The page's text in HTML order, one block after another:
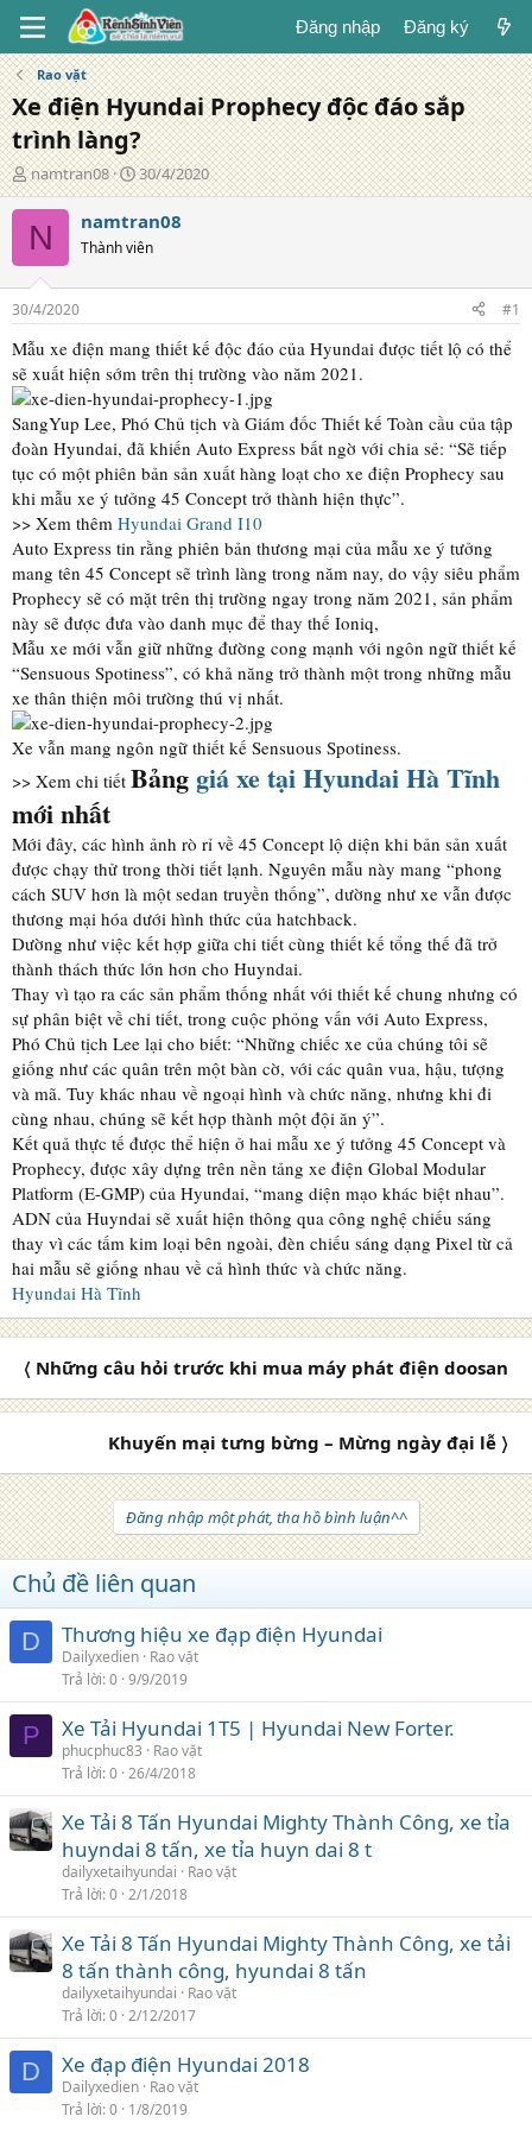
Đăng nhập Đăng ký
Rao vặt
Xe điện Hyundai Prophecy độc đáo sắp
trình làng?
T
á
c
g
ả
namtran08
N
g
à
y
đ
g
30/4/2020
N namtran08
Thành viên
30/4/2020 #1
Mẫu xe điện mang thiết kế độc đáo của Hyundai được tiết lộ có thể
sẽ xuất hiện sớm trên thị trường vào năm 2021.
SangYup Lee, Phó Chủ tịch và Giám đốc Thiết kế Toàn cầu của tập
đoàn Hyundai, đã khiến Auto Express bất ngờ với chia sẻ: “Sẽ tiếp
tục có một phiên bản sản xuất hàng loạt cho xe điện Prophecy sau
khi mẫu xe ý tưởng 45 Concept trở thành hiện thực”.
>> Xem thêm Hyundai Grand I10
Auto Express tin rằng phiên bản thương mại của mẫu xe ý tưởng
mang tên 45 Concept sẽ trình làng trong năm nay, do vậy siêu phẩm
Prophecy sẽ có mặt trên thị trường ngay trong năm 2021, sản phẩm
này sẽ được đưa vào danh mục để thay thế Ioniq,
Mẫu xe mới vẫn giữ những đường cong mạnh với ngôn ngữ thiết kế
“Sensuous Spotiness”, có khả năng trở thành một trong những mẫu
xe thân thiện môi trường thú vị nhất.
Xe vẫn mang ngôn ngữ thiết kế Sensuous Spotiness.
>> Xem chi tiết Bảnggiá xe tại Hyundai Hà Tĩnh
mới nhất
Mới đây, các hình ảnh rò rỉ về 45 Concept lộ diện khi bản sản xuất
được chạy thử trong thời tiết lạnh. Nguyên mẫu này mang “phong
cách SUV hơn là một sedan truyền thống”, dường như xe vẫn được
thương mại hóa dưới hình thức của hatchback.
Dường như việc kết hợp giữa chi tiết cùng thiết kế tổng thế đã trở
thành thách thức lớn hơn cho Huyndai.
Thay vì tạo ra các sản phẩm thống nhất với thiết kế chung nhưng có
sự phân biệt về chi tiết, trong cuộc phỏng vấn với Auto Express,
Phó Chủ tịch Lee lại cho biết: “Những chiếc xe của chúng tôi sẽ
giống như các quân trên một bàn cờ, với các quân vua, hậu, tượng
và mã. Tuy khác nhau về ngoại hình và chức năng, nhưng khi đi
cùng nhau, chúng sẽ kết hợp thành một đội ăn ý”.
Kết quả thực tế được thể hiện ở hai mẫu xe ý tưởng 45 Concept và
Prophecy, được xây dựng trên nền tảng xe điện Global Modular
Platform (E-GMP) của Hyundai, “mang diện mạo khác biệt nhau”.
ADN của Huyndai sẽ xuất hiện thông qua công nghệ chiếu sáng
thay vì các tấm kim loại bên ngoài, đèn chiếu sáng dạng Pixel từ cả
hai mẫu sẽ giống nhau về cả hình thức và chức năng.
Hyundai Hà Tĩnh
〈 Những câu hỏi trước khi mua máy phát điện doosan
Khuyến mại tưng bừng – Mừng ngày đại lễ 〉
Đăng nhập một phát, tha hồ bình luận^^
Chủ đề liên quan
D Thương hiệu xe đạp điện Hyundai
Dailyxedien Rao vặt
Trả lời 0 9/9/2019
P Xe Tải Hyundai 1T5 | Hyundai New Forter.
phucphuc83
Rao vặt
Trả lời 0 26/4/2018
Xe Tải 8 Tấn Hyundai Mighty Thành Công, xe tỉa
huyndai 8 tấn, xe tỉa huyn dai 8 t
dailyxetaihyundai
Rao vặt
Trả lời 0 2/1/2018
Xe Tải 8 Tấn Hyundai Mighty Thành Công, xe tải
8 tấn thành công, hyundai 8 tấn
dailyxetaihyundai
Rao vặt
Trả lời 0 2/12/2017
D Xe đạp điện Hyundai 2018
Dailyxedien Rao vặt
Trả lời 0 1/8/2019